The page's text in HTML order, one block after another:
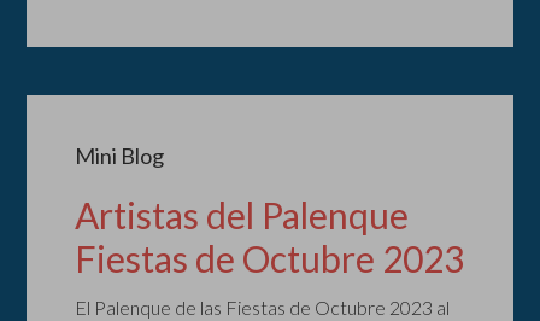
Mini Blog
Artistas del Palenque
Fiestas de Octubre 2023
El Palenque de las Fiestas de Octubre 2023 al